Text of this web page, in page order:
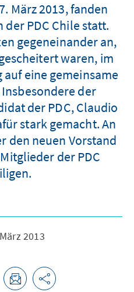
März 2013, fanden
PDC Chile statt.
gegeneinander an,
waren, im
eine gemeinsame
der
der PDC, Claudio
stark gemacht. An
den neuen Vorstand
der PDC
2013